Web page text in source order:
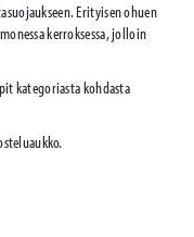
Erityisen ohuen
kerroksessa, jolloin
kategoriasta kohdasta